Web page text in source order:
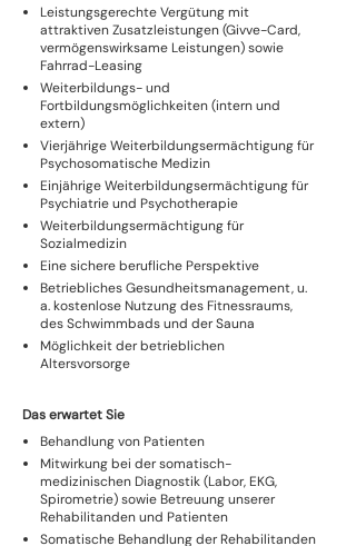
Leistungsgerechte Vergütung mit
attraktiven Zusatzleistungen (Givve-Card,
vermögenswirksame Leistungen) sowie
Fahrrad-Leasing
Weiterbildungs- und
Fortbildungsmöglichkeiten (intern und
extern)
Vierjährige Weiterbildungsermächtigung für
Psychosomatische Medizin
Einjährige Weiterbildungsermächtigung für
Psychiatrie und Psychotherapie
Weiterbildungsermächtigung für
Sozialmedizin
Eine sichere berufliche Perspektive
Betriebliches Gesundheitsmanagement, u.
a. kostenlose Nutzung des Fitnessraums,
des Schwimmbads und der Sauna
Möglichkeit der betrieblichen
Altersvorsorge
Das erwartet Sie
Behandlung von Patienten
Mitwirkung bei der somatisch-
medizinischen Diagnostik (Labor, EKG,
Spirometrie) sowie Betreuung unserer
Rehabilitanden und Patienten
Somatische Behandlung der Rehabilitanden